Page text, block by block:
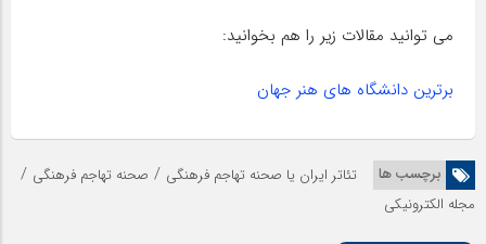
می توانید مقالات زیر را هم بخوانید:
برترین دانشگاه های هنر جهان
برچسب ها تئاتر ایران یا صحنه تهاجم فرهنگی / صحنه تهاجم فرهنگی /
مجله الکترونیکی